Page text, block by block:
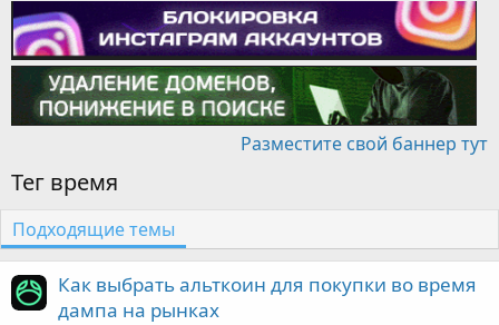
Разместите свой баннер тут
Тег время
Подходящие темы
Как выбрать альткоин для покупки во время
дампа на рынках